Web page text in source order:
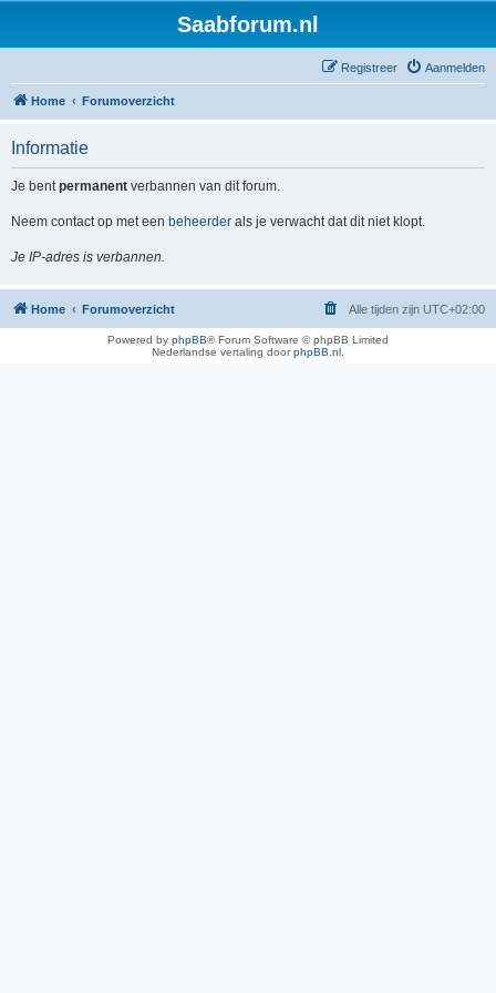
Saabforum.nl
Aanmelden
Registreer
Home Forumoverzicht
Informatie
Je bentpermanent verbannen van dit forum.
Neem contact op met een beheerder als je verwacht dat dit niet klopt.
Je IP-adres is verbannen.
Home Forumoverzicht Alle tijden zijn UTC+02:00
Powered by phpBB® Forum Software © phpBB Limited
Nederlandse vertaling doorphpBB.nl